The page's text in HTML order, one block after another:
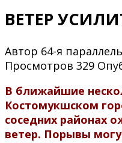
ВЕТЕР
Автор 64-я
Просмотров 329
В ближайшие
Костомукшском
соседних районах
ветер. Порывы